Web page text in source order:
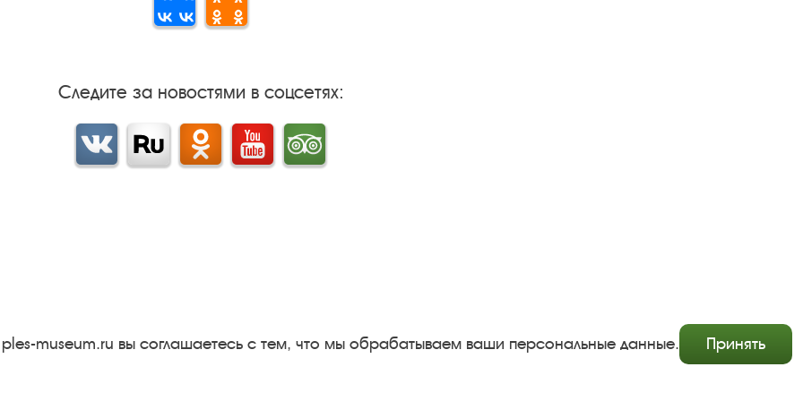
Следите за новостями в соцсетях:
Вконтактеrutube Одноклассники
YouTubeТрипадвизор
Правила посещения
Адрес: Плес, Соборная гора, 1. Тел.: +7 (49339) 4-34-90
museum.ru вы соглашаетесь с тем, что мы обрабатываем ваши персональные данные. Принять